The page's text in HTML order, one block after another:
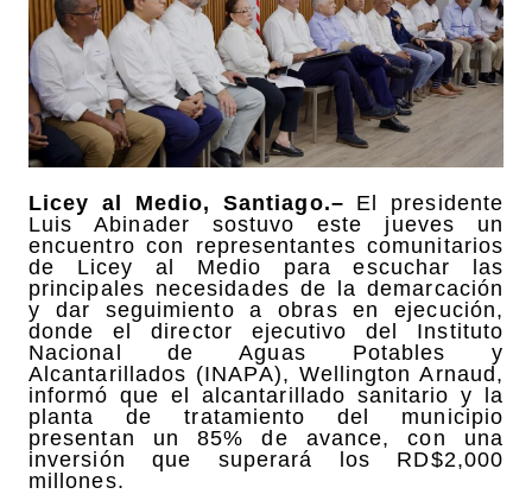
Licey al Medio, Santiago.– El presidente
Luis Abinader sostuvo este jueves un
encuentro con representantes comunitarios
de Licey al Medio para escuchar las
principales necesidades de la demarcación
y dar seguimiento a obras en ejecución,
donde el director ejecutivo del Instituto
Nacional de Aguas Potables y
Alcantarillados (INAPA), Wellington Arnaud,
informó que el alcantarillado sanitario y la
planta de tratamiento del municipio
presentan un 85% de avance, con una
inversión que superará los RD$2,000
millones.